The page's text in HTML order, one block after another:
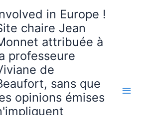
in Europe !
chaire Jean
attribuée à
professeure
de
sans que
opinions émises